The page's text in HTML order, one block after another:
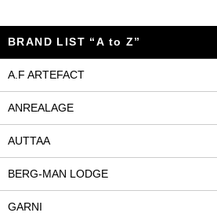
BRAND LIST “A to Z”
A.F ARTEFACT
ANREALAGE
AUTTAA
BERG-MAN LODGE
GARNI